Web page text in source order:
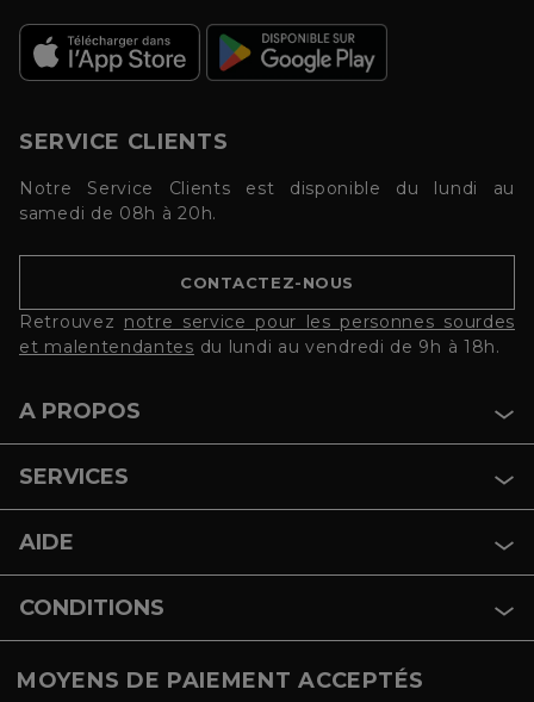
SERVICE CLIENTS
Notre Service Clients est disponible du lundi au
samedi de 08h à 20h.
CONTACTEZ-NOUS
Retrouvez notre service pour les personnes sourdes
et malentendantes du lundi au vendredi de 9h à 18h.
A PROPOS
SERVICES
AIDE
CONDITIONS
MOYENS DE PAIEMENT ACCEPTÉS